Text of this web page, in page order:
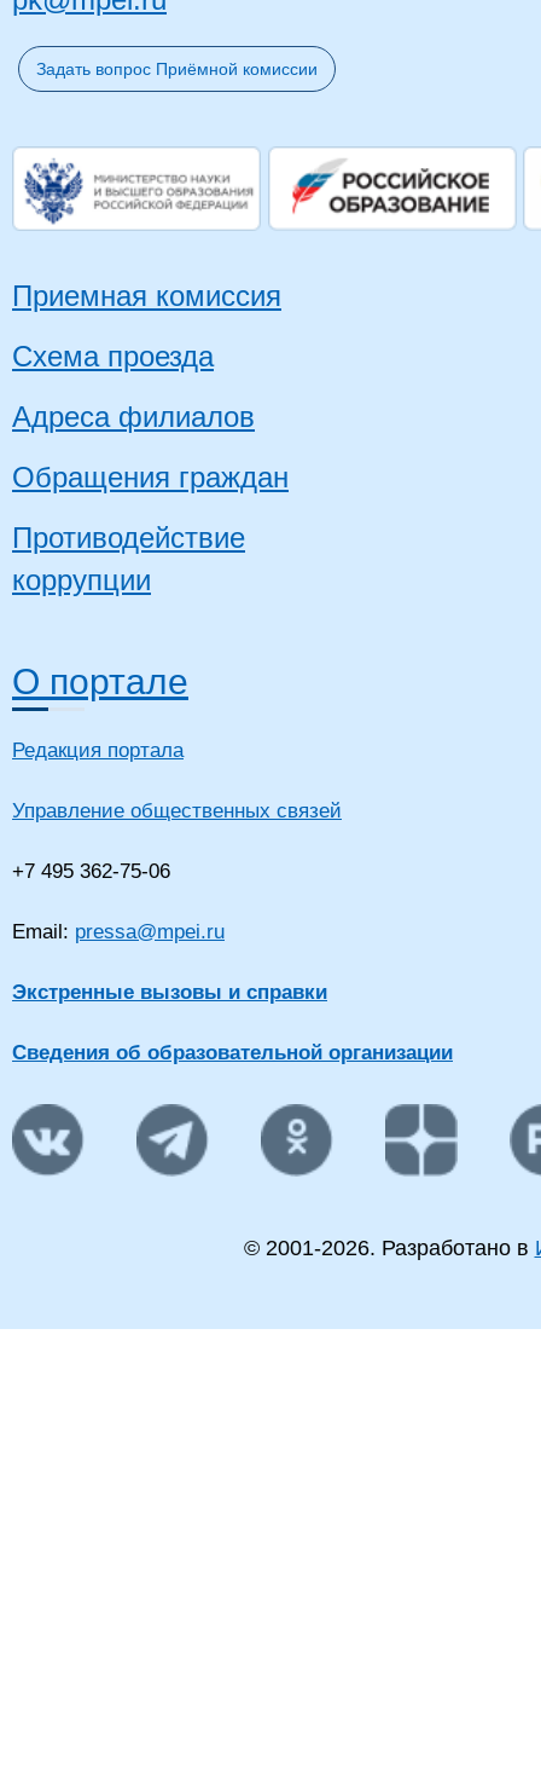
Задать вопрос Приёмной комиссии
Приемная комиссия
Схема проезда
Адреса филиалов
Обращения граждан
Противодействие
коррупции
О портале
Редакция портала
Управление общественных связей
+7 495 362-75-06
Email: pressa@mpei.ru
Экстренные вызовы и справки
Сведения об образовательной организации
© 2001-2026. Разработано в